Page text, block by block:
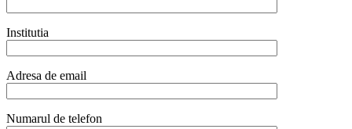
Institutia
Adresa de email
Numarul de telefon